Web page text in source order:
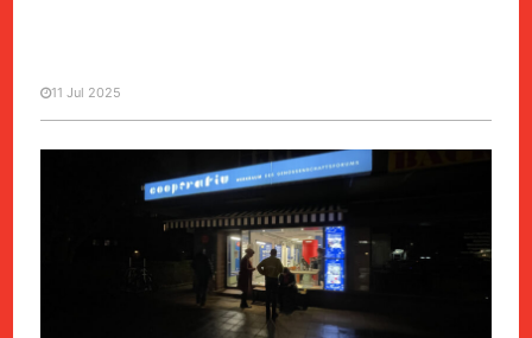
CUT | Cinema Experimental na
Ilha Verde
11 Jul 2025